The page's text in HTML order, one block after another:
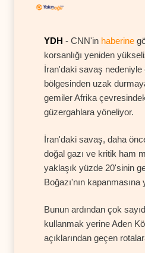
YDH - CNN'in haberine
korsanlığı yeniden
İran'daki savaş nedeniyle
bölgesinden uzak
gemiler Afrika
güzergahlara yöneliyor.
İran'daki savaş, daha
doğal gazı ve kritik ham
yaklaşık yüzde 20'sinin
Boğazı'nın kapanmasına
Bunun ardından çok
kullanmak yerine Aden
açıklarından geçen